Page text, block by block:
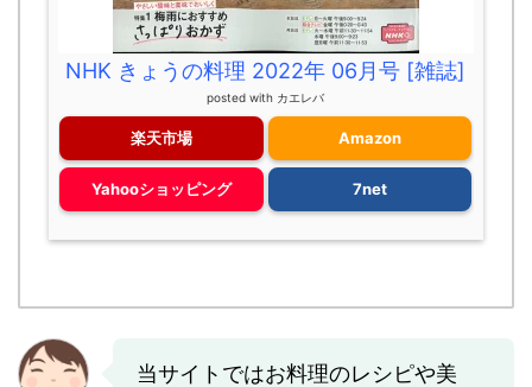
NHK きょうの料理 2022年 06月号 [雑誌]
posted with カエレバ
楽天市場 Amazon
Yahooショッピング 7net
当サイトではお料理のレシピや美